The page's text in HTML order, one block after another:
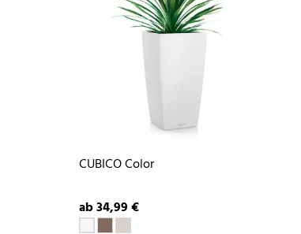
CUBICO Color
ab 34,99 €